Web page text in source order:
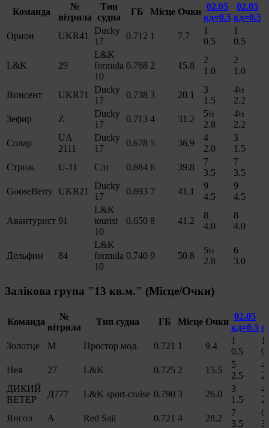
Команда
№
вітрила
Тип
судна
ГБ Місце Очки
02.05
кд=0.5
02.05
кд=0.5
Орион
UKR41
Ducky
17
0.712 1 7.7
1
0.5
1
0.5
L&K 29
L&K
formula
10
0.768 2 15.8
2
1.0
2
1.0
Винсент UKR71
Ducky
17
0.738 3 20.1
3
1.5
4½
2.2
Зефир
Z
Ducky
17
0.713 4 31.2
5½
2.8
4½
2.2
4
Солар
UA
2111
Ducky
17
0.678 5 36.9
4
2.0
3
1.5
Стриж
U-11 С/п 0.684 6 39.8
7
3.5
7
3.5
GooseBerry UKR21
Ducky
17
0.693 7 41.1
9
4.5
9
4.5
9
Авантурист 91
L&K
tourist
10
0.650 8 41.2
8
4.0
8
4.0
Дельфин 84
L&K
formula
10
0.740 9 50.8
5½
2.8
6
3.0
Залікова група "13 кв.м." (Місце/Очки)
Команда
№
вітрила
Тип судна ГБ Місце Очки
02.05
кд=0.5
Золотце
M Простор мод. 0.721 1 9.4
1
0.5
1
Нея
27 L&K 0.725 2 15.5
5
2.5
4
ДИКИЙ
ВЕТЕР
Д777 L&K sport-cruise 0.790 3 26.0
3
1.5
4
Янгол
А Red Sail 0.721 4 28.2
7
3.5
6